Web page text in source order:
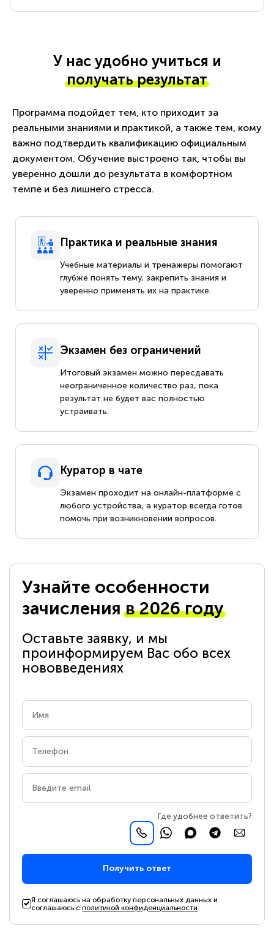
У нас удобно учиться и
получать результат
Программа подойдет тем, кто приходит за
реальными знаниями и практикой, а также тем, кому
важно подтвердить квалификацию официальным
документом. Обучение выстроено так, чтобы вы
уверенно дошли до результата в комфортном
темпе и без лишнего стресса.
Практика и реальные знания
Учебные материалы и тренажеры помогают
глубже понять тему, закрепить знания и
уверенно применять их на практике.
Экзамен без ограничений
Итоговый экзамен можно пересдавать
неограниченное количество раз, пока
результат не будет вас полностью
устраивать.
Куратор в чате
Экзамен проходит на онлайн-платформе с
любого устройства, а куратор всегда готов
помочь при возникновении вопросов.
Узнайте особенности
зачисленияв 2026 году
Оставьте заявку, и мы
проинформируем Вас обо всех
нововведениях
Где удобнее ответить?
Получить ответ
Я соглашаюсь на обработку персональных данных и
соглашаюсь сполитикой конфиденциальности